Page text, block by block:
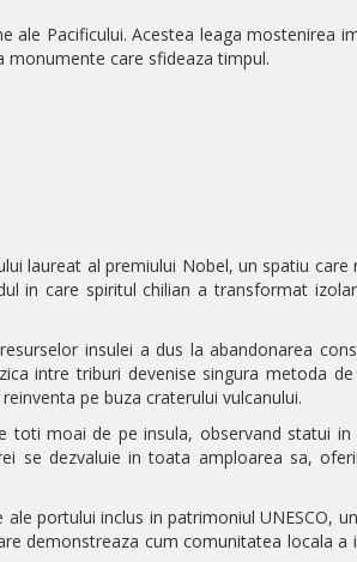
ale Pacificului. Acestea leaga mostenirea
monumente care sfideaza timpul.
laureat al premiului Nobel, un spatiu care
in care spiritul chilian a transformat
insulei a dus la abandonarea
intre triburi devenise singura metoda
pe buza craterului vulcanului.
toti moai de pe insula, observand statui in
se dezvaluie in toata amploarea sa,
portului inclus in patrimoniul UNESCO,
demonstreaza cum comunitatea locala a